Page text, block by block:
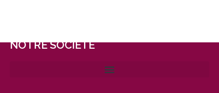
NOTRE SOCIÉTÉ